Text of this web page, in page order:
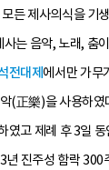
든 제사의식을 기
는 음악, 노래, 춤
전대제 에서만 가무
(正樂)을 사용하였
였고 제례 후 3일 동
년 진주성 함락 300